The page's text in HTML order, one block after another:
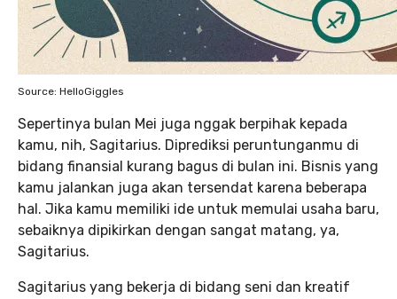
Source: HelloGiggles
Sepertinya bulan Mei juga nggak berpihak kepada
kamu, nih, Sagitarius. Diprediksi peruntunganmu di
bidang finansial kurang bagus di bulan ini. Bisnis yang
kamu jalankan juga akan tersendat karena beberapa
hal. Jika kamu memiliki ide untuk memulai usaha baru,
sebaiknya dipikirkan dengan sangat matang, ya,
Sagitarius.
Sagitarius yang bekerja di bidang seni dan kreatif